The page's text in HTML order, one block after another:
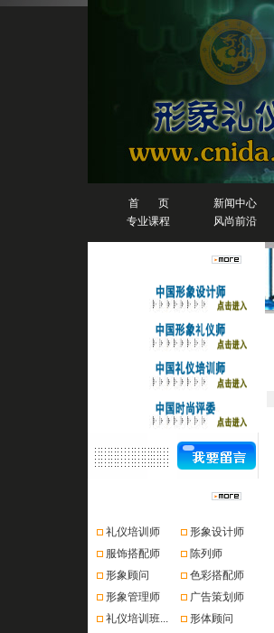
首 页 新闻中心
专业课程
风尚前沿
礼仪培训师
形象设计师
服饰搭配师
陈列师
形象顾问
色彩搭配师
形象管理师
广告策划师
礼仪培训班...
形体顾问